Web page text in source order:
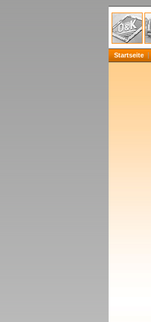
Startseite